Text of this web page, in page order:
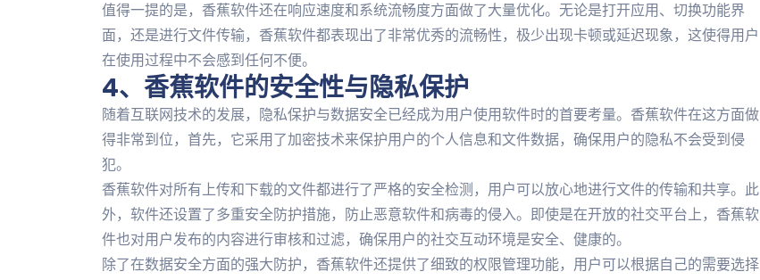
值得一提的是，香蕉软件还在响应速度和系统流畅度方面做了大量优化。无论是打开应用、切换功能界
面，还是进行文件传输，香蕉软件都表现出了非常优秀的流畅性，极少出现卡顿或延迟现象，这使得用户
在使用过程中不会感到任何不便。
4、香蕉软件的安全性与隐私保护
随着互联网技术的发展，隐私保护与数据安全已经成为用户使用软件时的首要考量。香蕉软件在这方面做
得非常到位，首先，它采用了加密技术来保护用户的个人信息和文件数据，确保用户的隐私不会受到侵
犯。
香蕉软件对所有上传和下载的文件都进行了严格的安全检测，用户可以放心地进行文件的传输和共享。此
外，软件还设置了多重安全防护措施，防止恶意软件和病毒的侵入。即使是在开放的社交平台上，香蕉软
件也对用户发布的内容进行审核和过滤，确保用户的社交互动环境是安全、健康的。
除了在数据安全方面的强大防护，香蕉软件还提供了细致的权限管理功能，用户可以根据自己的需要选择